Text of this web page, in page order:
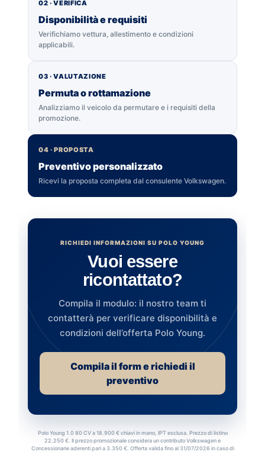
02 · VERIFICA
Disponibilità e requisiti
Verifichiamo vettura, allestimento e condizioni
applicabili.
03 · VALUTAZIONE
Permuta o rottamazione
Analizziamo il veicolo da permutare e i requisiti della
promozione.
04 · PROPOSTA
Preventivo personalizzato
Ricevi la proposta completa dal consulente Volkswagen.
RICHIEDI INFORMAZIONI SU POLO YOUNG
Vuoi essere
ricontattato?
Compila il modulo: il nostro team ti
contatterà per verificare disponibilità e
condizioni dell’offerta Polo Young.
Compila il form e richiedi il
preventivo
Polo Young 1.0 80 CV a 18.900 € chiavi in mano, IPT esclusa. Prezzo di listino
22.250 €. Il prezzo promozionale considera un contributo Volkswagen e
Concessionarie aderenti pari a 3.350 €. Offerta valida fino al 31/07/2026 in caso di